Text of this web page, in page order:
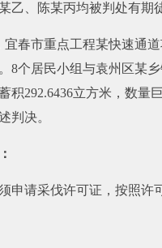
乙、陈某丙均被判处有期
宜春市重点工程某快速通
8个居民小组与袁州区某
积292.6436立方米，数
判决。
申请采伐许可证，按照许